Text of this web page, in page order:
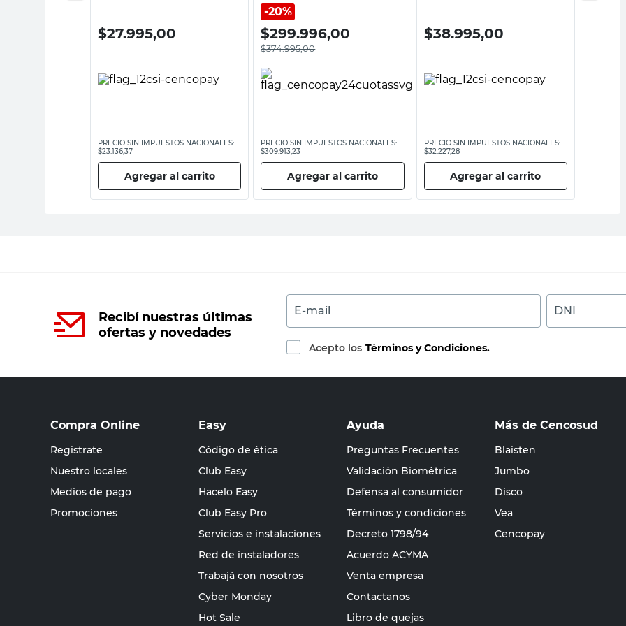
$27.995,00
PRECIO SIN IMPUESTOS NACIONALES:
$23.136,37
Agregar al carrito
20%
$299.996,00
$374.995,00
PRECIO SIN IMPUESTOS NACIONALES:
$309.913,23
Agregar al carrito
$38.995,00
PRECIO SIN IMPUESTOS NACIONALES:
$32.227,28
Agregar al carrito
Recibí nuestras últimas
ofertas y novedades
E-mail DNI
Acepto los Términos y Condiciones.
Compra Online
Registrate
Nuestro locales
Medios de pago
Promociones
Easy
Código de ética
Club Easy
Hacelo Easy
Club Easy Pro
Servicios e instalaciones
Red de instaladores
Trabajá con nosotros
Cyber Monday
Hot Sale
Ayuda
Preguntas Frecuentes
Validación Biométrica
Defensa al consumidor
Términos y condiciones
Decreto 1798/94
Acuerdo ACYMA
Venta empresa
Contactanos
Libro de quejas
Más de Cencosud
Blaisten
Jumbo
Disco
Vea
Cencopay